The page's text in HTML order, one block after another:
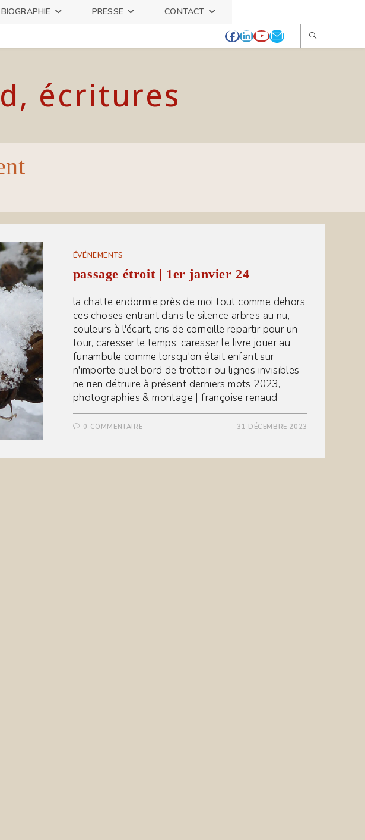
BIOGRAPHIE PRESSE CONTACT
écritures
ÉVÉNEMENTS
passage étroit | 1er janvier 24
la chatte endormie près de moi tout comme dehors
ces choses entrant dans le silence arbres au nu,
couleurs à l'écart, cris de corneille repartir pour un
tour, caresser le temps, caresser le livre jouer au
funambule comme lorsqu'on était enfant sur
n'importe quel bord de trottoir ou lignes invisibles
ne rien détruire à présent derniers mots 2023,
photographies & montage | françoise renaud
0 COMMENTAIRE 31 DÉCEMBRE 2023